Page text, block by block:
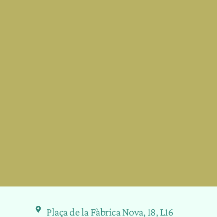
Plaça de la Fàbrica Nova, 18, L16